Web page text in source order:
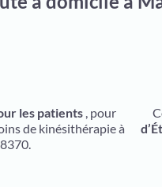
les patients, pour
de kinésithérapie à